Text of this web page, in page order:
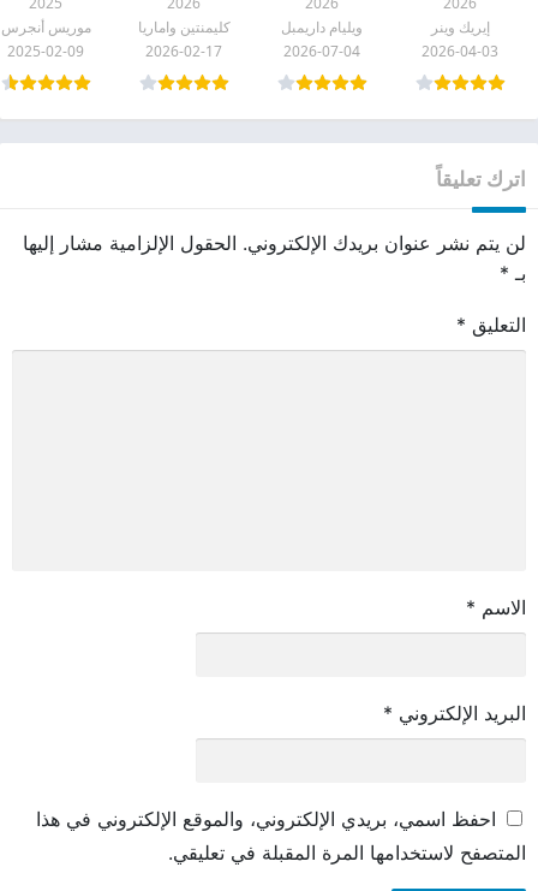
pdf
إيريك وينر
2026-04-03
pdf
ويليام داريمبل
2026-07-04
ابتسمت خرزًا
pdf
كليمنتين واماريا
2026-02-17
pdf
موريس أنجرس
2025-02-09
اترك تعليقاً
لن يتم نشر عنوان بريدك الإلكتروني. الحقول الإلزامية مشار إليها
بـ *
التعليق *
الاسم *
البريد الإلكتروني *
احفظ اسمي، بريدي الإلكتروني، والموقع الإلكتروني في هذا
المتصفح لاستخدامها المرة المقبلة في تعليقي.